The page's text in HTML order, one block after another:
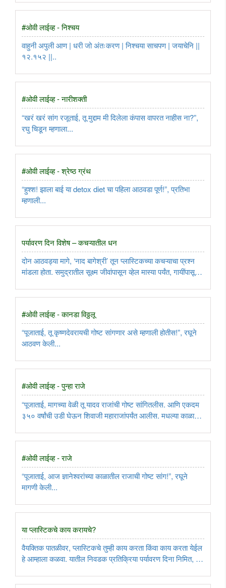
#ओवी लाईव्ह - निश्चय
वाहुनी अपुली आण | धरी जो अंतःकरण | निश्चया साचपण | जयाचेनि ||
१२.१५२ ||..
#ओवी लाईव्ह - नारीशक्ती
“खरं खरं सांग रजूताई, तू मुद्दाम मी दिलेला कंपास वापरत नाहीस ना?”,
रघु चिडून म्हणाला...
#ओवी लाईव्ह - श्रेष्ठ ग्रंथ
“हुश्श! झाला बाई या detox diet चा पहिला आठवडा पूर्ण!”, प्रतिभा
म्हणाली...
पर्यावरण दिन विशेष – कचऱ्यातील धन
दोन आठवड्या मागे, ‘नाद बागेश्री’ तून प्लास्टिकच्या कचऱ्याचा प्रश्न
मांडला होता. समुद्रातील सूक्ष्म जीवांपासून व्हेल मास्या पर्यंत, गायींपासून
#ओवी लाईव्ह - कानडा विठ्ठलू
“पूजाताई, तू कृष्णदेवरायची गोष्ट सांगणार असे म्हणाली होतीस!”, रघूने
आठवण केली...
#ओवी लाईव्ह - पुन्हा राजे
“पूजाताई, मागच्या वेळी तू यादव राजांची गोष्ट सांगितलीस. आणि एकदम
३५० वर्षांची उडी घेऊन शिवाजी महाराजांपर्यंत आलीस. मधल्या काळात
#ओवी लाईव्ह - राजे
“पूजाताई, आज ज्ञानेश्वरांच्या काळातील राजाची गोष्ट सांग!”, रघूने
मागणी केली...
या प्लास्टिकचे काय करायचे?
वैयक्तिक पातळीवर, प्लास्टिकचे तुम्ही काय करता किंवा काय करता येईल
हे आम्हाला कळवा. यातील निवडक प्रतिक्रिया पर्यावरण दिना निमित, ५